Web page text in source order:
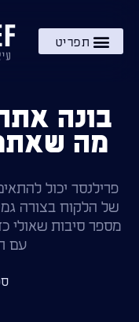
בונה
מה
פרילנסר יכול
של הלקוח בצורה
מספר סיבות שאולי
עם